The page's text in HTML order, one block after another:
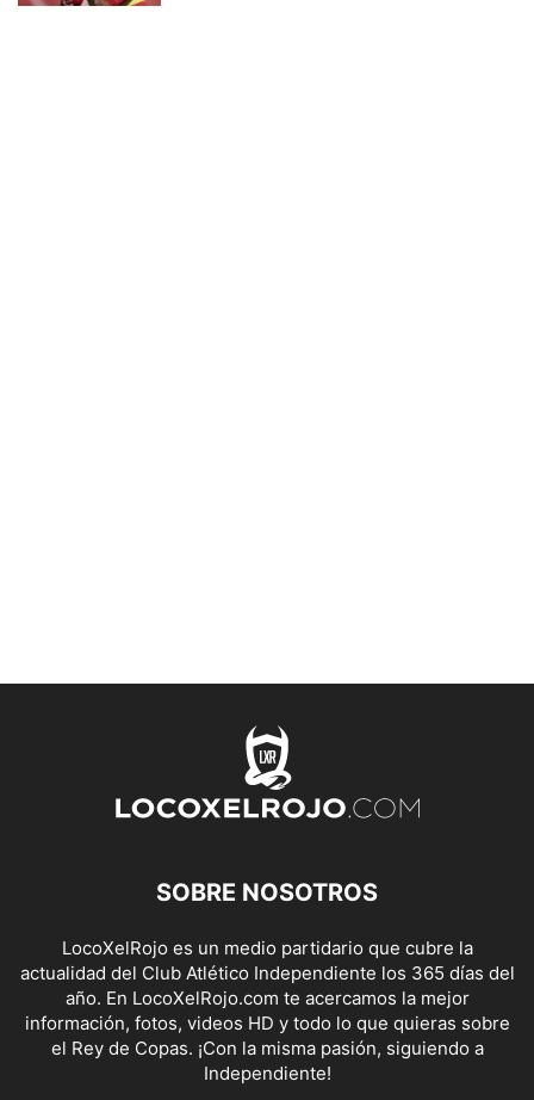
SOBRE NOSOTROS
LocoXelRojo es un medio partidario que cubre la
actualidad del Club Atlético Independiente los 365 días del
año. En LocoXelRojo.com te acercamos la mejor
información, fotos, videos HD y todo lo que quieras sobre
el Rey de Copas. ¡Con la misma pasión, siguiendo a
Independiente!